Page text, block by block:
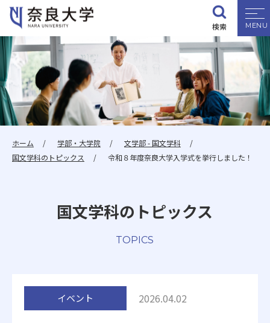
検索
大学紹介
学部・大学院
就職・資格
附属施設
ホーム 学部・大学院
文学部 - 国文学科
国文学科のトピックス
令和８年度奈良大学入学式を挙行しました！
国文学科のトピックス
TOPICS
イベント 2026.04.02